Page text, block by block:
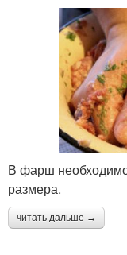
В фарш
размера.
читать дальше →